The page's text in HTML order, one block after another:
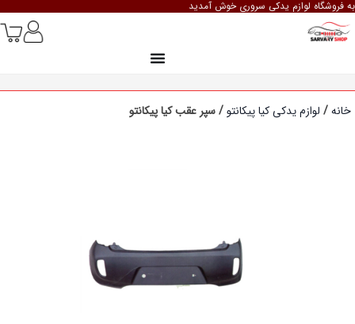
به فروشگاه لوازم یدکی سروری خوش آمدید
خانه/ لوازم یدکی کیا پیکانتو/ سپر عقب کیا پیکانتو